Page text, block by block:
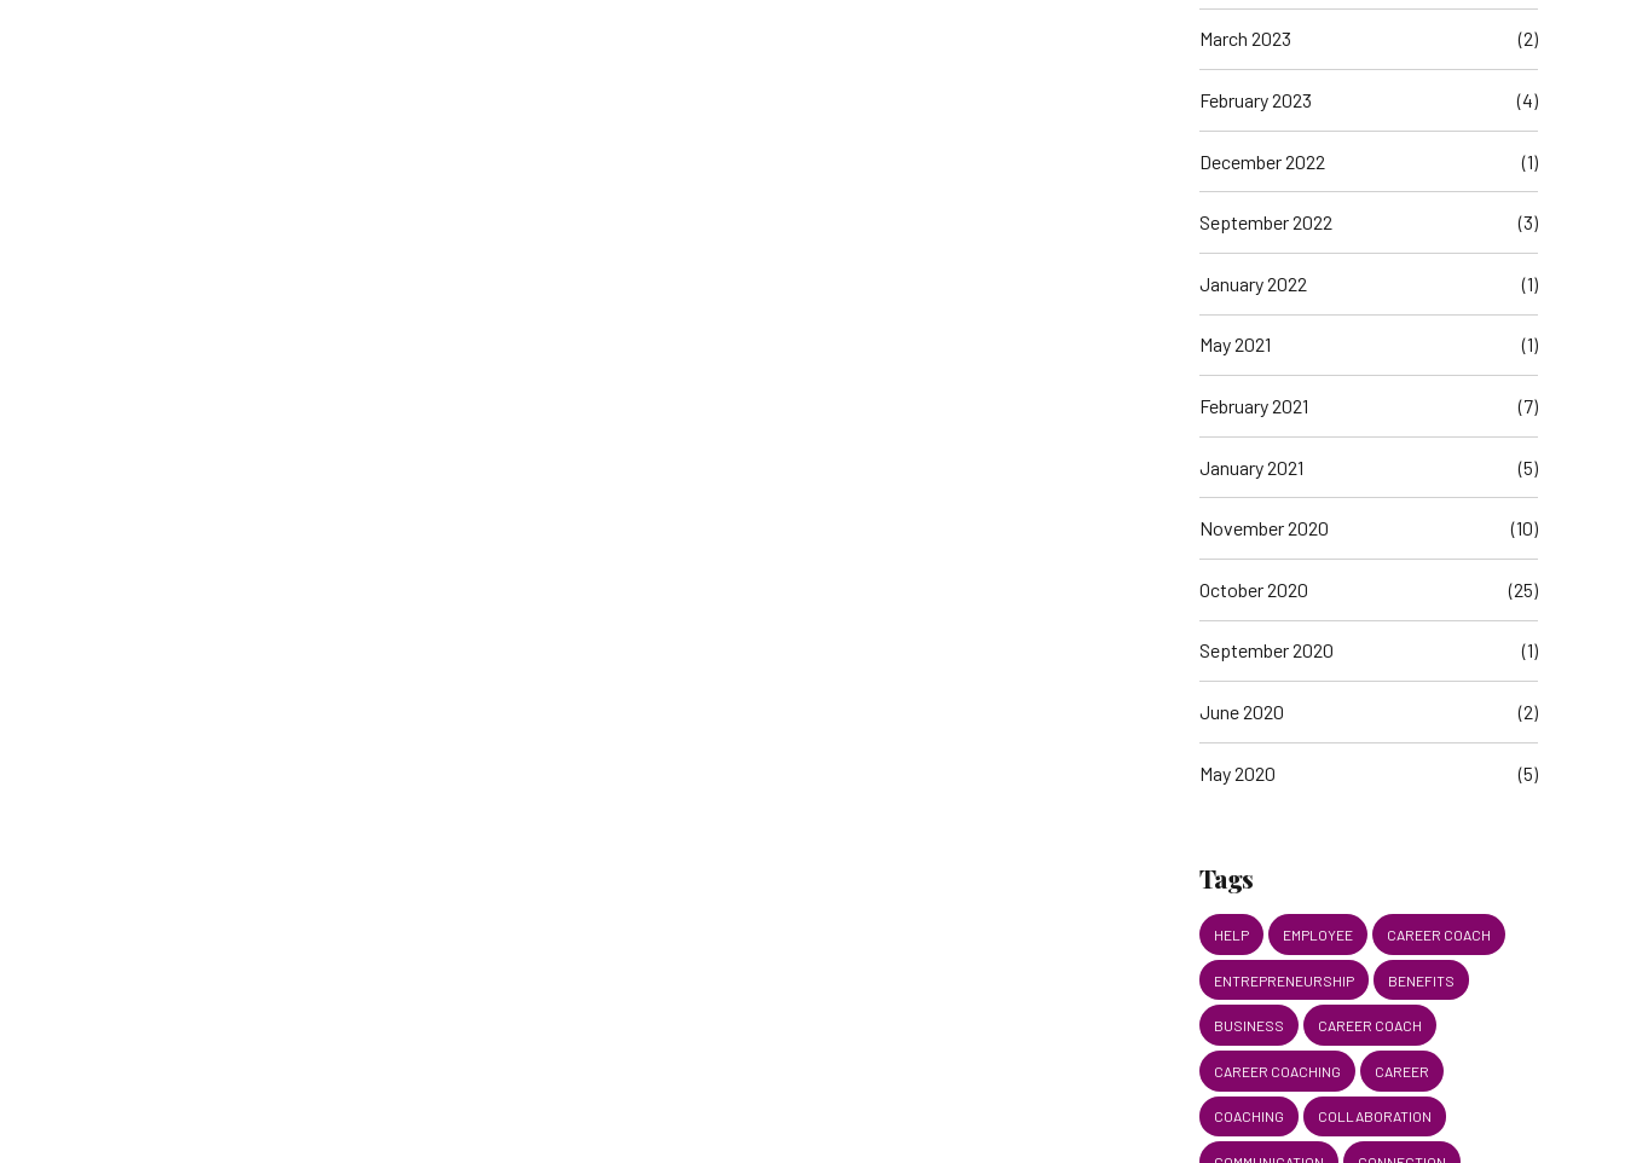
March 2023 (2)
February 2023 (4)
December 2022 (1)
September 2022 (3)
January 2022 (1)
May 2021 (1)
February 2021 (7)
January 2021 (5)
November 2020 (10)
October 2020 (25)
September 2020 (1)
June 2020 (2)
May 2020 (5)
Tags
HELP EMPLOYEE CAREER COACH
ENTREPRENEURSHIP BENEFITS
BUSINESS CAREER COACH
CAREER COACHING CAREER
COACHING COLLABORATION